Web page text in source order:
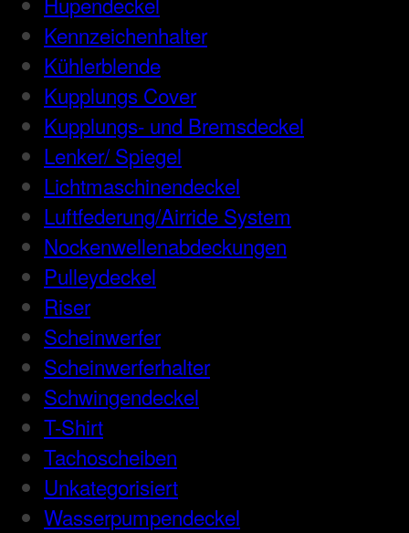
Kennzeichenhalter
Kühlerblende
Kupplungs Cover
Kupplungs- und Bremsdeckel
Lenker/ Spiegel
Lichtmaschinendeckel
Luftfederung/Airride System
Nockenwellenabdeckungen
Pulleydeckel
Riser
Scheinwerfer
Scheinwerferhalter
Schwingendeckel
T-Shirt
Tachoscheiben
Unkategorisiert
Wasserpumpendeckel